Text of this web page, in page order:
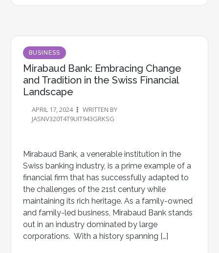
BUSINESS
Mirabaud Bank: Embracing Change
and Tradition in the Swiss Financial
Landscape
APRIL 17, 2024
WRITTEN BY
JASNV320T4T9UIT943GRKSG
Mirabaud Bank, a venerable institution in the
Swiss banking industry, is a prime example of a
financial firm that has successfully adapted to
the challenges of the 21st century while
maintaining its rich heritage. As a family-owned
and family-led business, Mirabaud Bank stands
out in an industry dominated by large
corporations. With a history spanning […]